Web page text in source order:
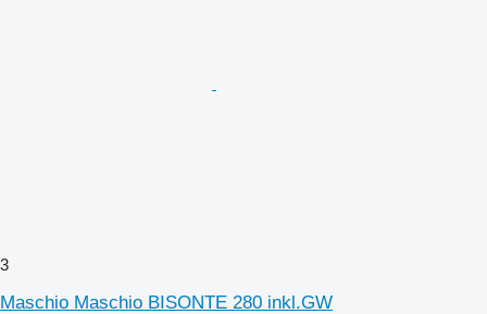
3
Maschio Maschio BISONTE 280 inkl.GW